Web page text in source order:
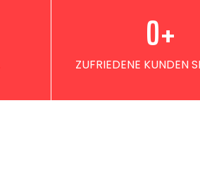
ZUFRIEDENE KUNDEN
0+